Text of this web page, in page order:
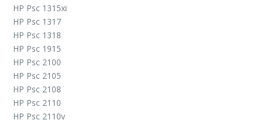
HP Psc 1315xi
HP Psc 1317
HP Psc 1318
HP Psc 1915
HP Psc 2100
HP Psc 2105
HP Psc 2108
HP Psc 2110
HP Psc 2110v